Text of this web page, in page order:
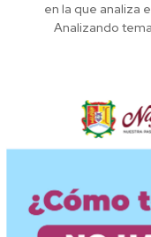
en la que analiza
Analizando